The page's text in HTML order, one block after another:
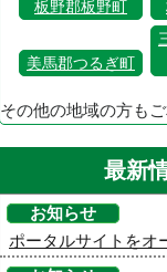
板野郡板野町
美馬郡つるぎ町
その他の地域の方も
最新
お知らせ
ポータルサイトをオ